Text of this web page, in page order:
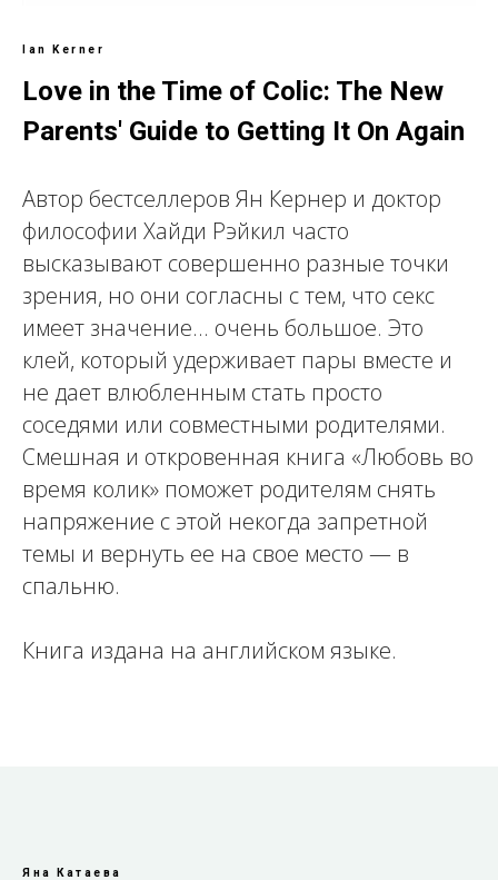
Ian Kerner
Love in the Time of Colic: The New
Parents' Guide to Getting It On Again
Автор бестселлеров Ян Кернер и доктор
философии Хайди Рэйкил часто
высказывают совершенно разные точки
зрения, но они согласны с тем, что секс
имеет значение... очень большое. Это
клей, который удерживает пары вместе и
не дает влюбленным стать просто
соседями или совместными родителями.
Смешная и откровенная книга «Любовь во
время колик» поможет родителям снять
напряжение с этой некогда запретной
темы и вернуть ее на свое место — в
спальню.
Книга издана на английском языке.
Яна Катаева